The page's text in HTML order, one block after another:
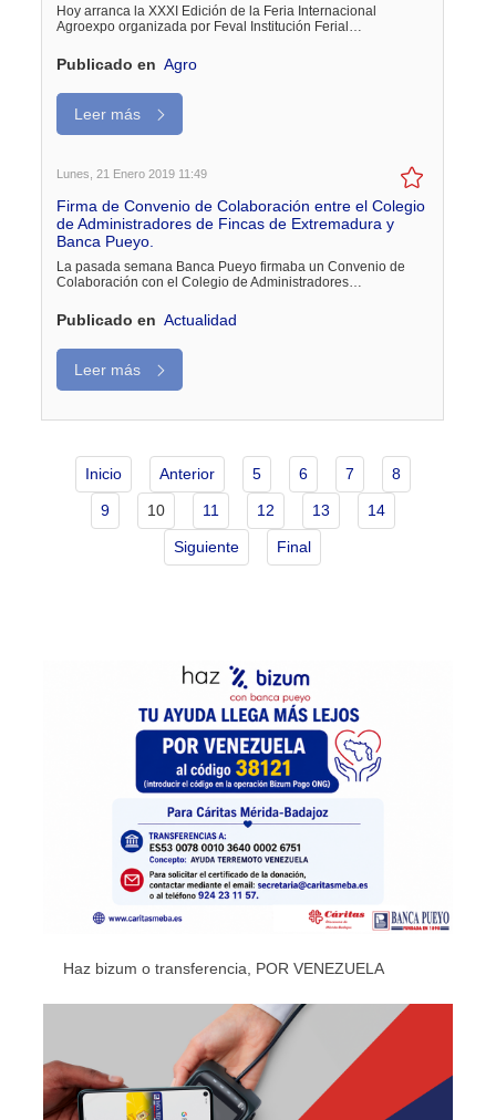
Hoy arranca la XXXI Edición de la Feria Internacional
Agroexpo organizada por Feval Institución Ferial…
Publicado en Agro
Leer más
Lunes, 21 Enero 2019 11:49
Firma de Convenio de Colaboración entre el Colegio
de Administradores de Fincas de Extremadura y
Banca Pueyo.
La pasada semana Banca Pueyo firmaba un Convenio de
Colaboración con el Colegio de Administradores…
Publicado en Actualidad
Leer más
Inicio Anterior 5 6 7 8
9 10 11 12 13 14
Siguiente Final
Haz bizum o transferencia, POR VENEZUELA